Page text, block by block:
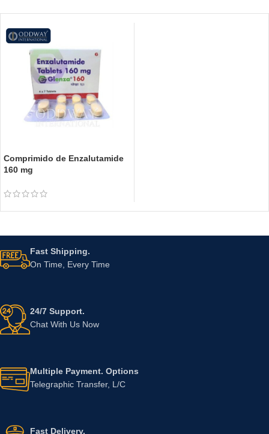
Comprimido de Enzalutamide
160 mg
Fast Shipping.
On Time, Every Time
24/7 Support.
Chat With Us Now
Multiple Payment. Options
Telegraphic Transfer, L/C
Fast Delivery.